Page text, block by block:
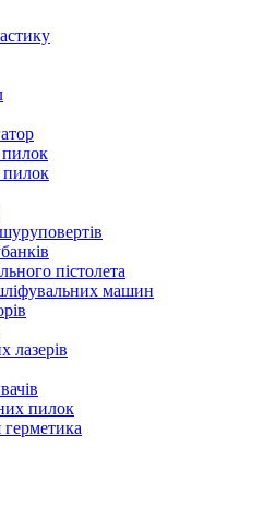
пилок
пилок
пістолета
машин
лазерів
пилок
герметика